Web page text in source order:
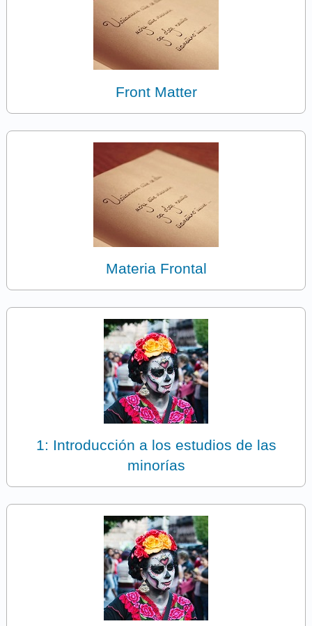
Front Matter
Materia Frontal
1: Introducción a los estudios de las
minorías